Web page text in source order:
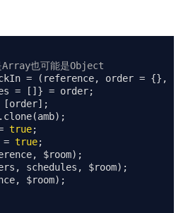
也可能是Object
= ( reference, order = {},
= []} = order;
[order];
. clone(amb);
true;
= true;
, $room);
, schedules , $room);
, $room);